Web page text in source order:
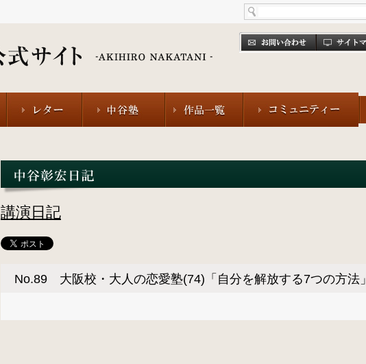
講演日記
No.89 大阪校・大人の恋愛塾(74)「自分を解放する7つの方法」